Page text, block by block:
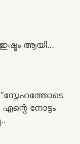
ആയി…
നോട്ടം